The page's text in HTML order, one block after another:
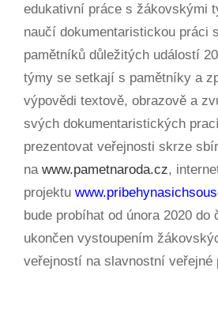
edukativní práce s žákovskými
naučí dokumentaristickou práci
pamětníků důležitých událostí
týmy se setkají s pamětníky a
výpovědi textově, obrazově a
svých dokumentaristických
prezentovat veřejnosti skrze
na www.pametnaroda.cz,
projektu
bude probíhat od února 2020 do
ukončen vystoupením
veřejností na slavnostní veřejné